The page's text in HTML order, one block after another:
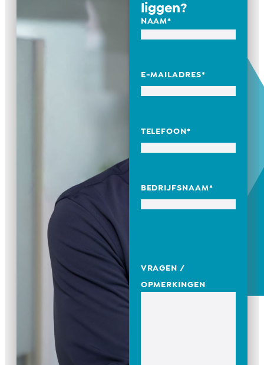
liggen?
NAAM*
E-MAILADRES*
TELEFOON*
BEDRIJFSNAAM*
VRAGEN /
OPMERKINGEN